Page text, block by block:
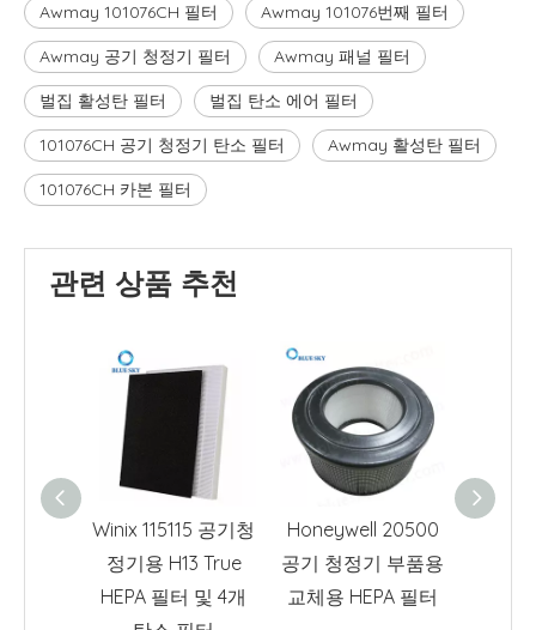
Awmay 101076CH 필터 Awmay 101076번째 필터
Awmay 공기 청정기 필터 Awmay 패널 필터
벌집 활성탄 필터 벌집 탄소 에어 필터
101076CH 공기 청정기 탄소 필터 Awmay 활성탄 필터
101076CH 카본 필터
관련 상품 추천
Winix 115115 공기청
정기용 H13 True
HEPA 필터 및 4개
Honeywell 20500
공기 청정기 부품용
교체용 HEPA 필터